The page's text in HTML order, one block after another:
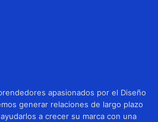
apasionados por el Diseño
generar relaciones de largo plazo
a crecer su marca con una